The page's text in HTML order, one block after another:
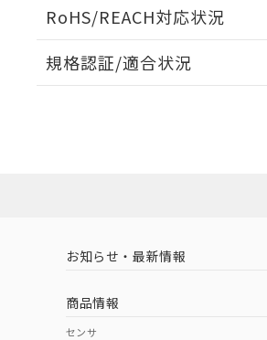
タイムチャート
A: 135mm以上、B: 110mm以上
金属埋め込み
検出領域
RoHS/REACH対応状況
EU RoHS 注意事項・凡例
中国 RoHS 注意事項・凡例
中国 RoHS表
規格認証/適合状況
（イギリス
（ノルウェー
お知らせ・最新情報
商品情報
センサ